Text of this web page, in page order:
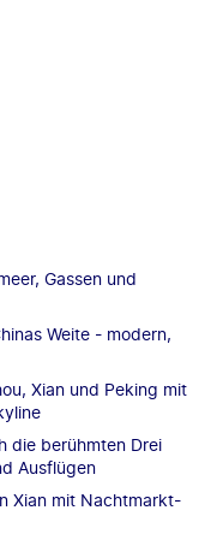
Gassen und
Weite - modern,
Xian und Peking mit
die berühmten Drei
Ausflügen
Xian mit Nachtmarkt-